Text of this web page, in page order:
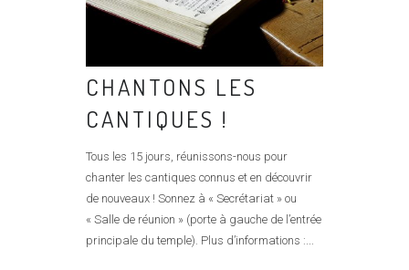
CHANTONS LES
CANTIQUES !
Tous les 15 jours, réunissons-nous pour
chanter les cantiques connus et en découvrir
de nouveaux ! Sonnez à « Secrétariat » ou
« Salle de réunion » (porte à gauche de l’entrée
principale du temple). Plus d’informations :...